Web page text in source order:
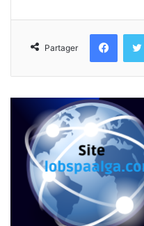
Partager